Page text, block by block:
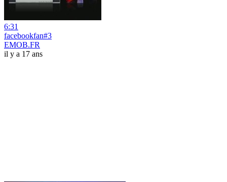
6:31
facebookfan#3
EMOB.FR
il y a 17 ans